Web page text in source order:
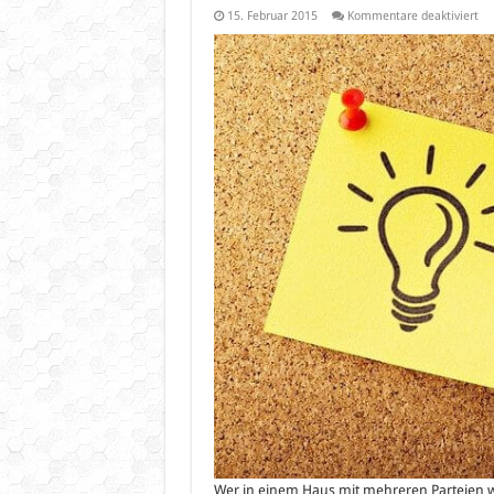
15. Februar 2015 Kommentare deaktiviertfür
Wer in einem Haus mit mehreren Parteien